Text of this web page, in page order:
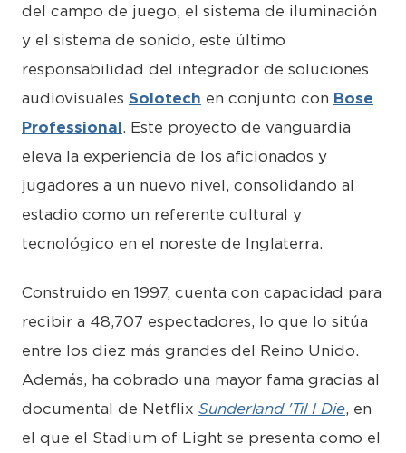
del campo de juego, el sistema de iluminación
y el sistema de sonido, este último
responsabilidad del integrador de soluciones
audiovisuales Solotech en conjunto con Bose
Professional. Este proyecto de vanguardia
eleva la experiencia de los aficionados y
jugadores a un nuevo nivel, consolidando al
estadio como un referente cultural y
tecnológico en el noreste de Inglaterra.
Construido en 1997, cuenta con capacidad para
recibir a 48,707 espectadores, lo que lo sitúa
entre los diez más grandes del Reino Unido.
Además, ha cobrado una mayor fama gracias al
documental de Netflix Sunderland 'Til I Die, en
el que el Stadium of Light se presenta como el